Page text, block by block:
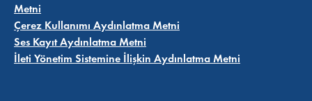
Metni
Çerez Kullanımı Aydınlatma Metni
Ses Kayıt Aydınlatma Metni
İleti Yönetim Sistemine İlişkin Aydınlatma Metni